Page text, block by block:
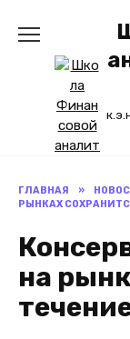
ГЛАВНАЯ »
РЫНКАХ
на